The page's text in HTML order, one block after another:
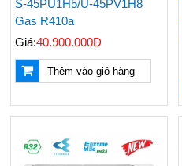
S-45PU1H5/U-45PV1H8
Gas R410a
Giá:40.900.000Đ
Thêm vào giỏ hàng